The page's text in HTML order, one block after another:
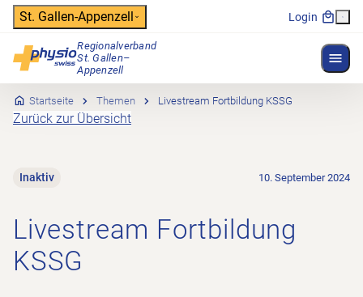
Header
St. Gallen-Appenzell Login
Regionalverband
St. Gallen–
Appenzell
Hauptnavigation
Startseite Themen Livestream Fortbildung KSSG
Zurück zur Übersicht
Inaktiv 10. September 2024
Livestream Fortbildung
KSSG